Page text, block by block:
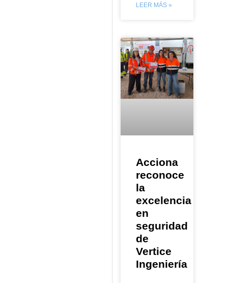
LEER MÁS »
Acciona
reconoce
la
excelencia
en
seguridad
de
Vertice
Ingeniería